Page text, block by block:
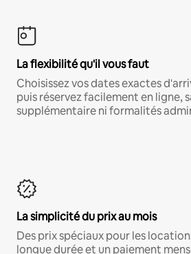
La flexibilité qu'il vous faut
Choisissez vos dates exactes
puis réservez facilement en ligne,
supplémentaire ni formalités
La simplicité du prix au mois
Des prix spéciaux pour les
longue durée et un paiement